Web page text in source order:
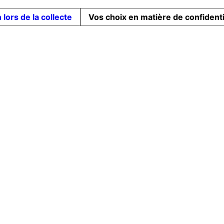
lors de la collecte Vos choix en matière de